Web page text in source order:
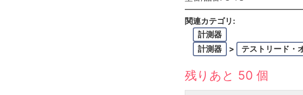
関連カテゴリ:
計測器
計測器
> テストリード・
残りあと 50 個